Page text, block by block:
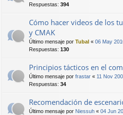
Respuestas: 394
Cómo hacer videos de los
y CMAK
Último mensaje por Tubal « 06 May
Respuestas: 130
Principios tácticos en el
Último mensaje por frastar « 11 Nov
Respuestas: 34
Recomendación de
Último mensaje por Niessuh « 04 Jun